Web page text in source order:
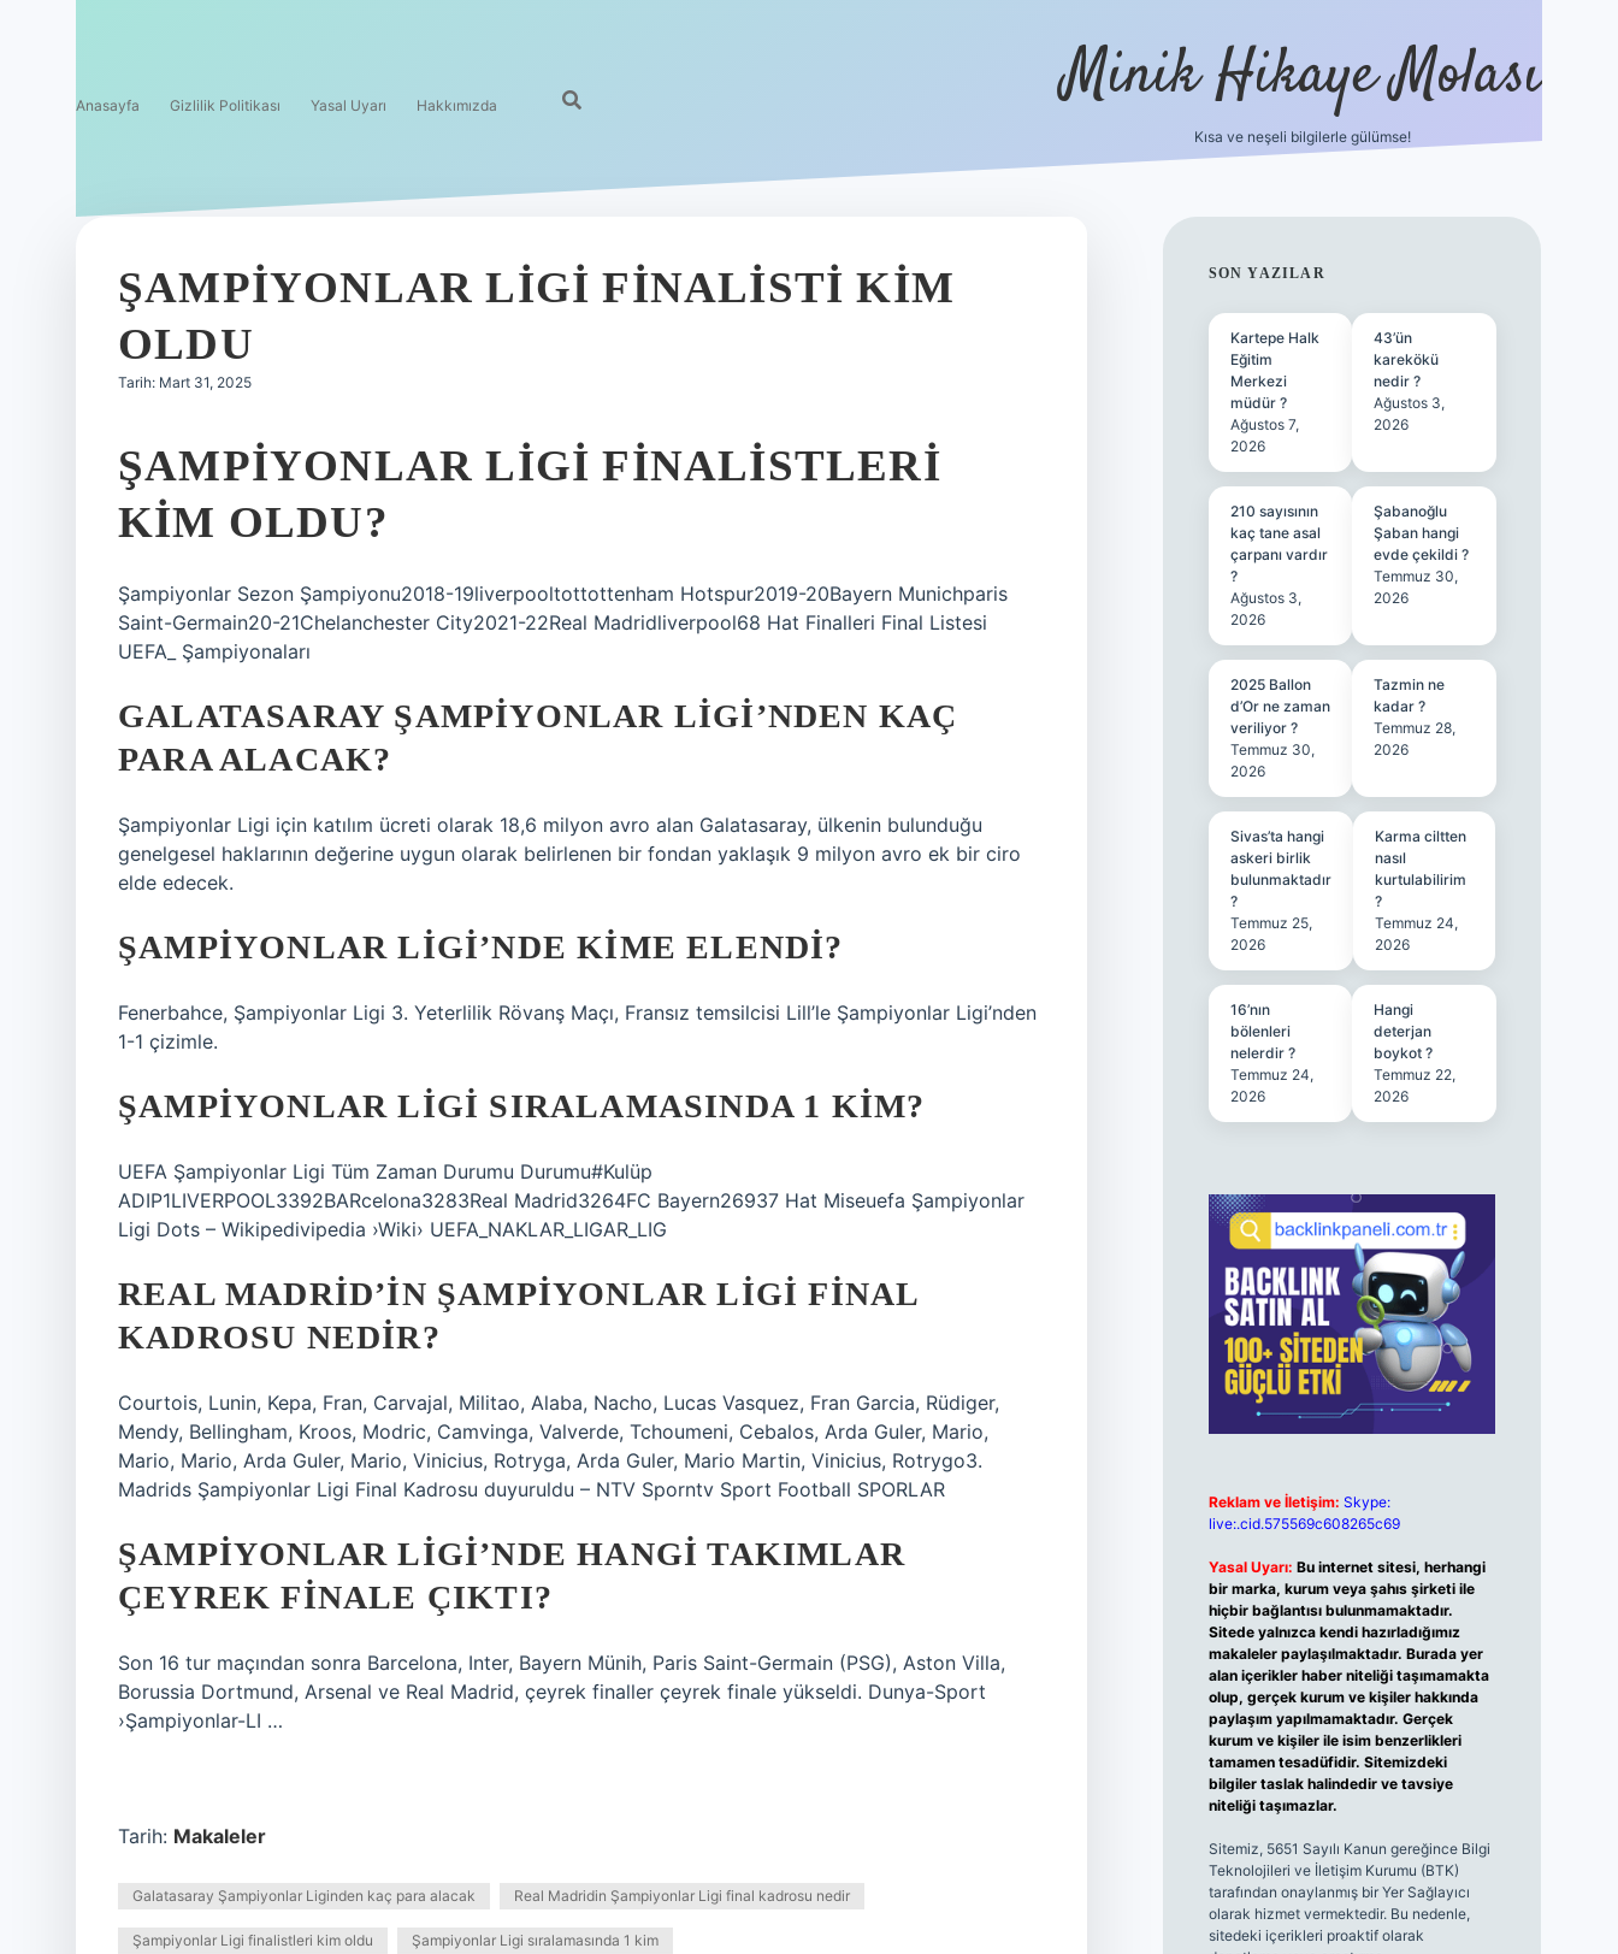
Anasayfa Gizlilik Politikası Yasal Uyarı Hakkımızda Minik Hikaye Molası
Kısa ve neşeli bilgilerle gülümse!
ŞAMPIYONLAR LIGI FINALISTI KIM
OLDU
Tarih: Mart 31, 2025
ŞAMPIYONLAR LIGI FINALISTLERI
KIM OLDU?
Şampiyonlar Sezon Şampiyonu2018-19liverpooltottottenham Hotspur2019-20Bayern Munichparis
Saint-Germain20-21Chelanchester City2021-22Real Madridliverpool68 Hat Finalleri Final Listesi
UEFA_ Şampiyonaları
GALATASARAY ŞAMPIYONLAR LIGI’NDEN KAÇ
PARA ALACAK?
Şampiyonlar Ligi için katılım ücreti olarak 18,6 milyon avro alan Galatasaray, ülkenin bulunduğu
genelgesel haklarının değerine uygun olarak belirlenen bir fondan yaklaşık 9 milyon avro ek bir ciro
elde edecek.
ŞAMPIYONLAR LIGI’NDE KIME ELENDI?
Fenerbahce, Şampiyonlar Ligi 3. Yeterlilik Rövanş Maçı, Fransız temsilcisi Lill’le Şampiyonlar Ligi’nden
1-1 çizimle.
ŞAMPIYONLAR LIGI SIRALAMASINDA 1 KIM?
UEFA Şampiyonlar Ligi Tüm Zaman Durumu Durumu#Kulüp
ADIP1LIVERPOOL3392BARcelona3283Real Madrid3264FC Bayern26937 Hat Miseuefa Şampiyonlar
Ligi Dots – Wikipedivipedia ›Wiki› UEFA_NAKLAR_LIGAR_LIG
REAL MADRID’IN ŞAMPIYONLAR LIGI FINAL
KADROSU NEDIR?
Courtois, Lunin, Kepa, Fran, Carvajal, Militao, Alaba, Nacho, Lucas Vasquez, Fran Garcia, Rüdiger,
Mendy, Bellingham, Kroos, Modric, Camvinga, Valverde, Tchoumeni, Cebalos, Arda Guler, Mario,
Mario, Mario, Arda Guler, Mario, Vinicius, Rotryga, Arda Guler, Mario Martin, Vinicius, Rotrygo3.
Madrids Şampiyonlar Ligi Final Kadrosu duyuruldu – NTV Sporntv Sport Football SPORLAR
ŞAMPIYONLAR LIGI’NDE HANGI TAKIMLAR
ÇEYREK FINALE ÇIKTI?
Son 16 tur maçından sonra Barcelona, ​​Inter, Bayern Münih, Paris Saint-Germain (PSG), Aston Villa,
Borussia Dortmund, Arsenal ve Real Madrid, çeyrek finaller çeyrek finale yükseldi. Dunya-Sport
›Şampiyonlar-LI …
Tarih: Makaleler
Galatasaray Şampiyonlar Liginden kaç para alacak Real Madridin Şampiyonlar Ligi final kadrosu nedir
Şampiyonlar Ligi finalistleri kim oldu Şampiyonlar Ligi sıralamasında 1 kim
SIDEBAR
SON YAZILAR
Kartepe Halk
Eğitim
Merkezi
müdür ?
Ağustos 7,
2026
43’ün
karekökü
nedir ?
Ağustos 3,
2026
210 sayısının
kaç tane asal
çarpanı vardır
?
Ağustos 3,
2026
Şabanoğlu
Şaban hangi
evde çekildi ?
Temmuz 30,
2026
2025 Ballon
d’Or ne zaman
veriliyor ?
Temmuz 30,
2026
Tazmin ne
kadar ?
Temmuz 28,
2026
Sivas’ta hangi
askeri birlik
bulunmaktadır
?
Temmuz 25,
2026
Karma ciltten
nasıl
kurtulabilirim
?
Temmuz 24,
2026
16’nın
bölenleri
nelerdir ?
Temmuz 24,
2026
Hangi
deterjan
boykot ?
Temmuz 22,
2026
Reklam ve İletişim: Skype:
live:.cid.575569c608265c69
Yasal Uyarı: Bu internet sitesi, herhangi
bir marka, kurum veya şahıs şirketi ile
hiçbir bağlantısı bulunmamaktadır.
Sitede yalnızca kendi hazırladığımız
makaleler paylaşılmaktadır. Burada yer
alan içerikler haber niteliği taşımamakta
olup, gerçek kurum ve kişiler hakkında
paylaşım yapılmamaktadır. Gerçek
kurum ve kişiler ile isim benzerlikleri
tamamen tesadüfidir. Sitemizdeki
bilgiler taslak halindedir ve tavsiye
niteliği taşımazlar.
Sitemiz, 5651 Sayılı Kanun gereğince Bilgi
Teknolojileri ve İletişim Kurumu (BTK)
tarafından onaylanmış bir Yer Sağlayıcı
olarak hizmet vermektedir. Bu nedenle,
sitedeki içerikleri proaktif olarak
elexbett.net